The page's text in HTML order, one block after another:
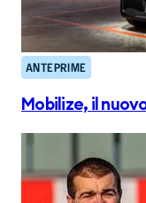
ANTEPRIME
Mobilize, il